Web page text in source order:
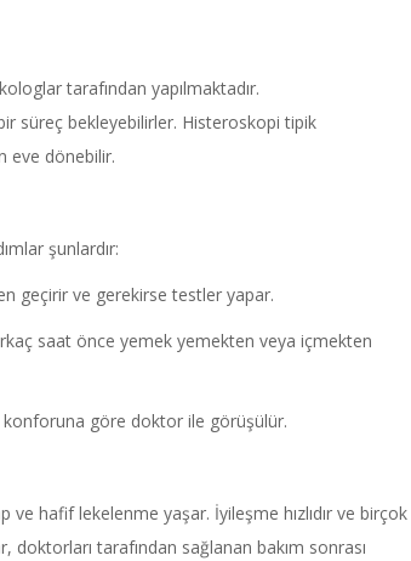
tarafından yapılmaktadır.
süreç bekleyebilirler. Histeroskopi tipik
eve dönebilir.
şunlardır:
geçirir ve gerekirse testler yapar.
saat önce yemek yemekten veya içmekten
konforuna göre doktor ile görüşülür.
hafif lekelenme yaşar. İyileşme hızlıdır ve birçok
tarafından sağlanan bakım sonrası